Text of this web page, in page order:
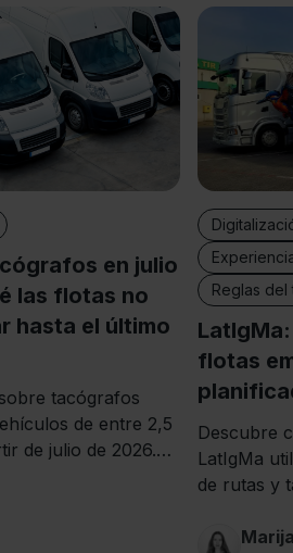
en julio
las flotas no
hasta el último
tacógrafos
de entre 2,5
de julio de 2026.
con antelación.
Reglas
flotas
Descubre
LatIgMa
de rutas y
vacío.